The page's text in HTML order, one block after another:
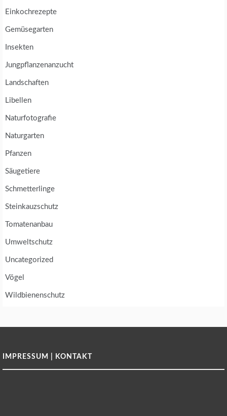
Einkochrezepte
Gemüsegarten
Insekten
Jungpflanzenanzucht
Landschaften
Libellen
Naturfotografie
Naturgarten
Pfanzen
Säugetiere
Schmetterlinge
Steinkauzschutz
Tomatenanbau
Umweltschutz
Uncategorized
Vögel
Wildbienenschutz
IMPRESSUM | KONTAKT